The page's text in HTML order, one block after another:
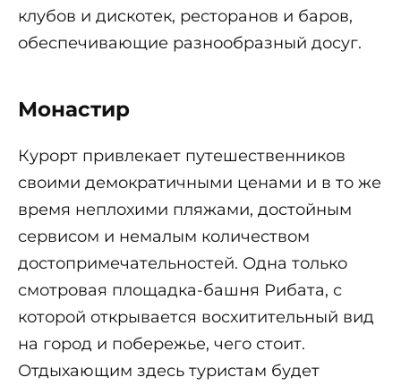
клубов и дискотек, ресторанов и баров,
обеспечивающие разнообразный досуг.
Монастир
Курорт привлекает путешественников
своими демократичными ценами и в то же
время неплохими пляжами, достойным
сервисом и немалым количеством
достопримечательностей. Одна только
смотровая площадка-башня Рибата, с
которой открывается восхитительный вид
на город и побережье, чего стоит.
Отдыхающим здесь туристам будет